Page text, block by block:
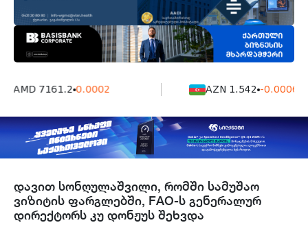
AMD 7161.2 0.0002 AZN 1.542 -0.0006
დავით სონღულაშვილი, რომში სამუშაო
ვიზიტის ფარგლებში, FAO-ს გენერალურ
დირექტორს კუ დონჟუს შეხვდა